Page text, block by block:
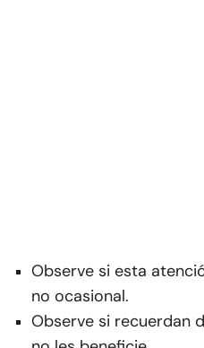
Observe si esta
no ocasional.
Observe si recuerdan